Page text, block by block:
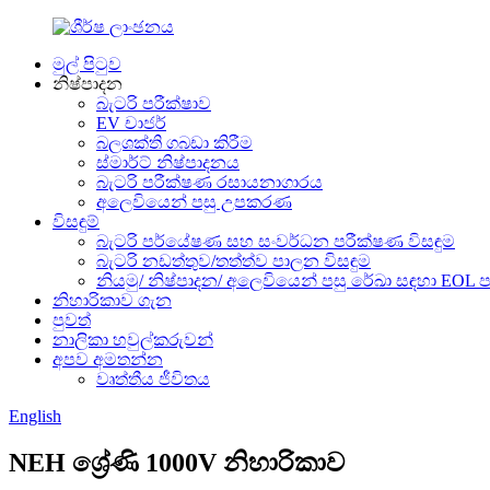
මුල් පිටුව
නිෂ්පාදන
බැටරි පරීක්ෂාව
EV චාජර්
බලශක්ති ගබඩා කිරීම
ස්මාර්ට් නිෂ්පාදනය
බැටරි පරීක්ෂණ රසායනාගාරය
අලෙවියෙන් පසු උපකරණ
විසඳුම්
බැටරි පර්යේෂණ සහ සංවර්ධන පරීක්ෂණ විසඳුම
බැටරි නඩත්තුව/තත්ත්ව පාලන විසඳුම
නියමු/ නිෂ්පාදන/ අලෙවියෙන් පසු රේඛා සඳහා
නිහාරිකාව ගැන
පුවත්
නාලිකා හවුල්කරුවන්
අපව අමතන්න
වෘත්තීය ජීවිතය
English
NEH ශ්‍රේණි 1000V නිහාරිකාව